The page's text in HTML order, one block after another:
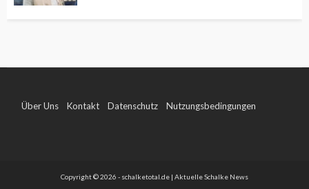
Über Uns Kontakt Datenschutz Nutzungsbedingungen
Copyright © 2026 - schalketotal.de | Aktuelle Schalke News